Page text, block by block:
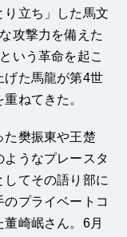
り立ち」した馬文
攻撃力を備えた
いう革命を起こ
げた馬龍が第4世
ねてきた。
た樊振東や王楚
うなプレースタ
てその語り部に
プライベートコ
崎岷さん。6月